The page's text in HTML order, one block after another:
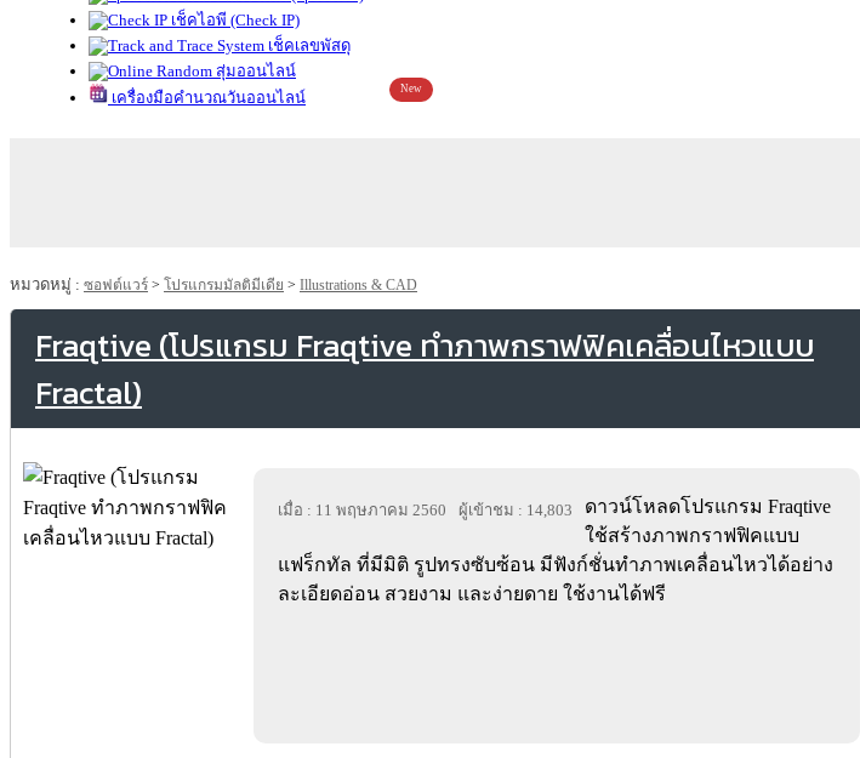
เช็คไอพี (Check IP)
เช็คเลขพัสดุ
สุ่มออนไลน์
เครื่องมือคำนวณวันออนไลน์
New
หมวดหมู่ : ซอฟต์แวร์ > โปรแกรมมัลติมีเดีย > Illustrations & CAD
Fraqtive (โปรแกรม Fraqtive ทำภาพกราฟฟิคเคลื่อนไหวแบบ
Fractal)
เมื่อ : 11 พฤษภาคม 2560 ผู้เข้าชม : 14,803
ดาวน์โหลดโปรแกรม Fraqtive
ใช้สร้างภาพกราฟฟิคแบบ
แฟร็กทัล ที่มีมิติ รูปทรงซับซ้อน มีฟังก์ชั่นทำภาพเคลื่อนไหวได้อย่าง
ละเอียดอ่อน สวยงาม และง่ายดาย ใช้งานได้ฟรี